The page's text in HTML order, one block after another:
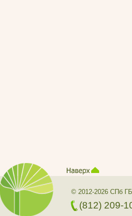
© 2012-2026 СПб
(812) 209-